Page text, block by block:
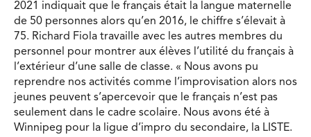
2021 indiquait que le français était la langue maternelle
de 50 personnes alors qu’en 2016, le chiffre s’élevait à
75. Richard Fiola travaille avec les autres membres du
personnel pour montrer aux élèves l’utilité du français à
l’extérieur d’une salle de classe. « Nous avons pu
reprendre nos activités comme l’improvisation alors nos
jeunes peuvent s’apercevoir que le français n’est pas
seulement dans le cadre scolaire. Nous avons été à
Winnipeg pour la ligue d’impro du secondaire, la LISTE.